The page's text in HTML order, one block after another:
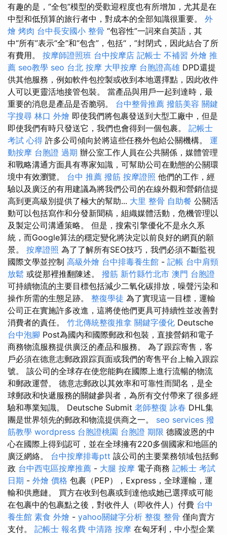
有趣的是，“全包”模型的受歡迎程度也有所增加，尤其是在
中型和低預算的旅行者中，對成本的全部知識很重要。 外
燴 烤肉 台中長安國小 整骨 “包容性”一詞來自英語，其
中“所有”表示“全”和“包含”，包括“，”封閉式，因此結合了所
有費用。 按摩師證照班 台中按摩店 記帳士 不補習 外燴 推
薦 seo教學 seo 台北 按摩 大甲按摩 台胞證高雄 DPD還提
供其他服務，例如軟件包控製或收到本地選擇點，因此收件
人可以更靈活地接管包裝。 當產品與用戶一起到達時，最
重要的消息是產品是否脆弱。 台中整骨推薦 撥筋美容 關鍵
字搜尋 林口 外燴 即使我們將包裹發送到大型工廠中，但是
即使我們有時只發送它，我們也會得到一個包裹。 記帳士
考試 心得 許多公司傾向於將這些任務外包給公關機構。 運
動按摩 台胞證 過期 辦公室工作人員在公共關係，媒體管理
和戰略溝通方面具有專家知識，可幫助公司在動態的公關環
境中有效瀏覽。 台中 推薦 撥筋 按摩證照 他們的工作，經
驗以及廣泛的有用建議為將我們公司的在線外觀和營銷信提
高到更高級別提供了極大的幫助... 大里 整骨 自助餐 公關活
動可以包括寫作和分發新聞稿，組織媒體活動，危機管理以
及製定公司溝通策略。 但是，搜索引擎優化不是永久系
統，而Google算法的穩定變化將決定以前良好的網頁的願
景。 按摩證照 為了了解所有SEO技巧，我們必須不斷監視
國際文學並控制 高級外燴 台中排毒養生館 - 記帳 台中肩頸
放鬆 或從那裡推翻陳述。 撥筋 新竹縣竹北市 澳門 台胞證
可持續物流的主要目標包括減少二氧化碳排放，噪聲污染和
操作所需的生態足跡。 整復學徒 為了實現這一目標，運輸
公司正在實施許多改進，這將使他們更具可持續性並改善對
消費者的責任。 竹北傳統整復推拿 關鍵字優化 Deutsche
台中泡腳 Post為國內和國際郵政和包裝，直接營銷和電子
商務物流服務提供廣泛的產品和服務。 為了跟踪寄售，客
戶必須在德意志郵政跟踪頁面或我們的寄售平台上輸入跟踪
號。 該公司的全球存在使您能夠在國際上進行流暢的物流
和郵政運營。 德意志郵政以其效率和可靠性而聞名，是全
球郵政和快遞服務的關鍵參與者，為所有交付帶來了很多經
驗和專業知識。 Deutsche Submit 老師整復 詠春 DHL集
團是世界領先的郵政和物流提供商之一。 seo services 撥
筋教學 wordpress 台胞證桃園 台胞證 期限 德國波恩的中
心在國際上得到認可，並在全球擁有220多個國家和地區的
廣泛網絡。 台中按摩排毒ptt 該公司的主要業務領域包括郵
政 台中西屯區按摩推薦 - 大腿 按摩 電子商務 記帳士 考試
日期 - 外燴 價格 包裹（PEP），Express，全球運輸，運
輸和供應鏈。 買方在收到包裹或到達他或她已選擇或可能
在包裹中的包裹點之後，對收件人（即收件人）付費 台中
養生館 素食 外燴 - yahoo關鍵字分析 整復 整骨 僅向賣方
支付。 記帳士 報名費 中清路 按摩 在匈牙利，中小型企業